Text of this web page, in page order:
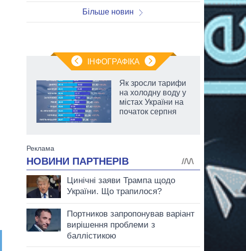
Більше новин
ІНФОГРАФІКА
Як зросли тарифи
на холодну воду у
містах України на
початок серпня